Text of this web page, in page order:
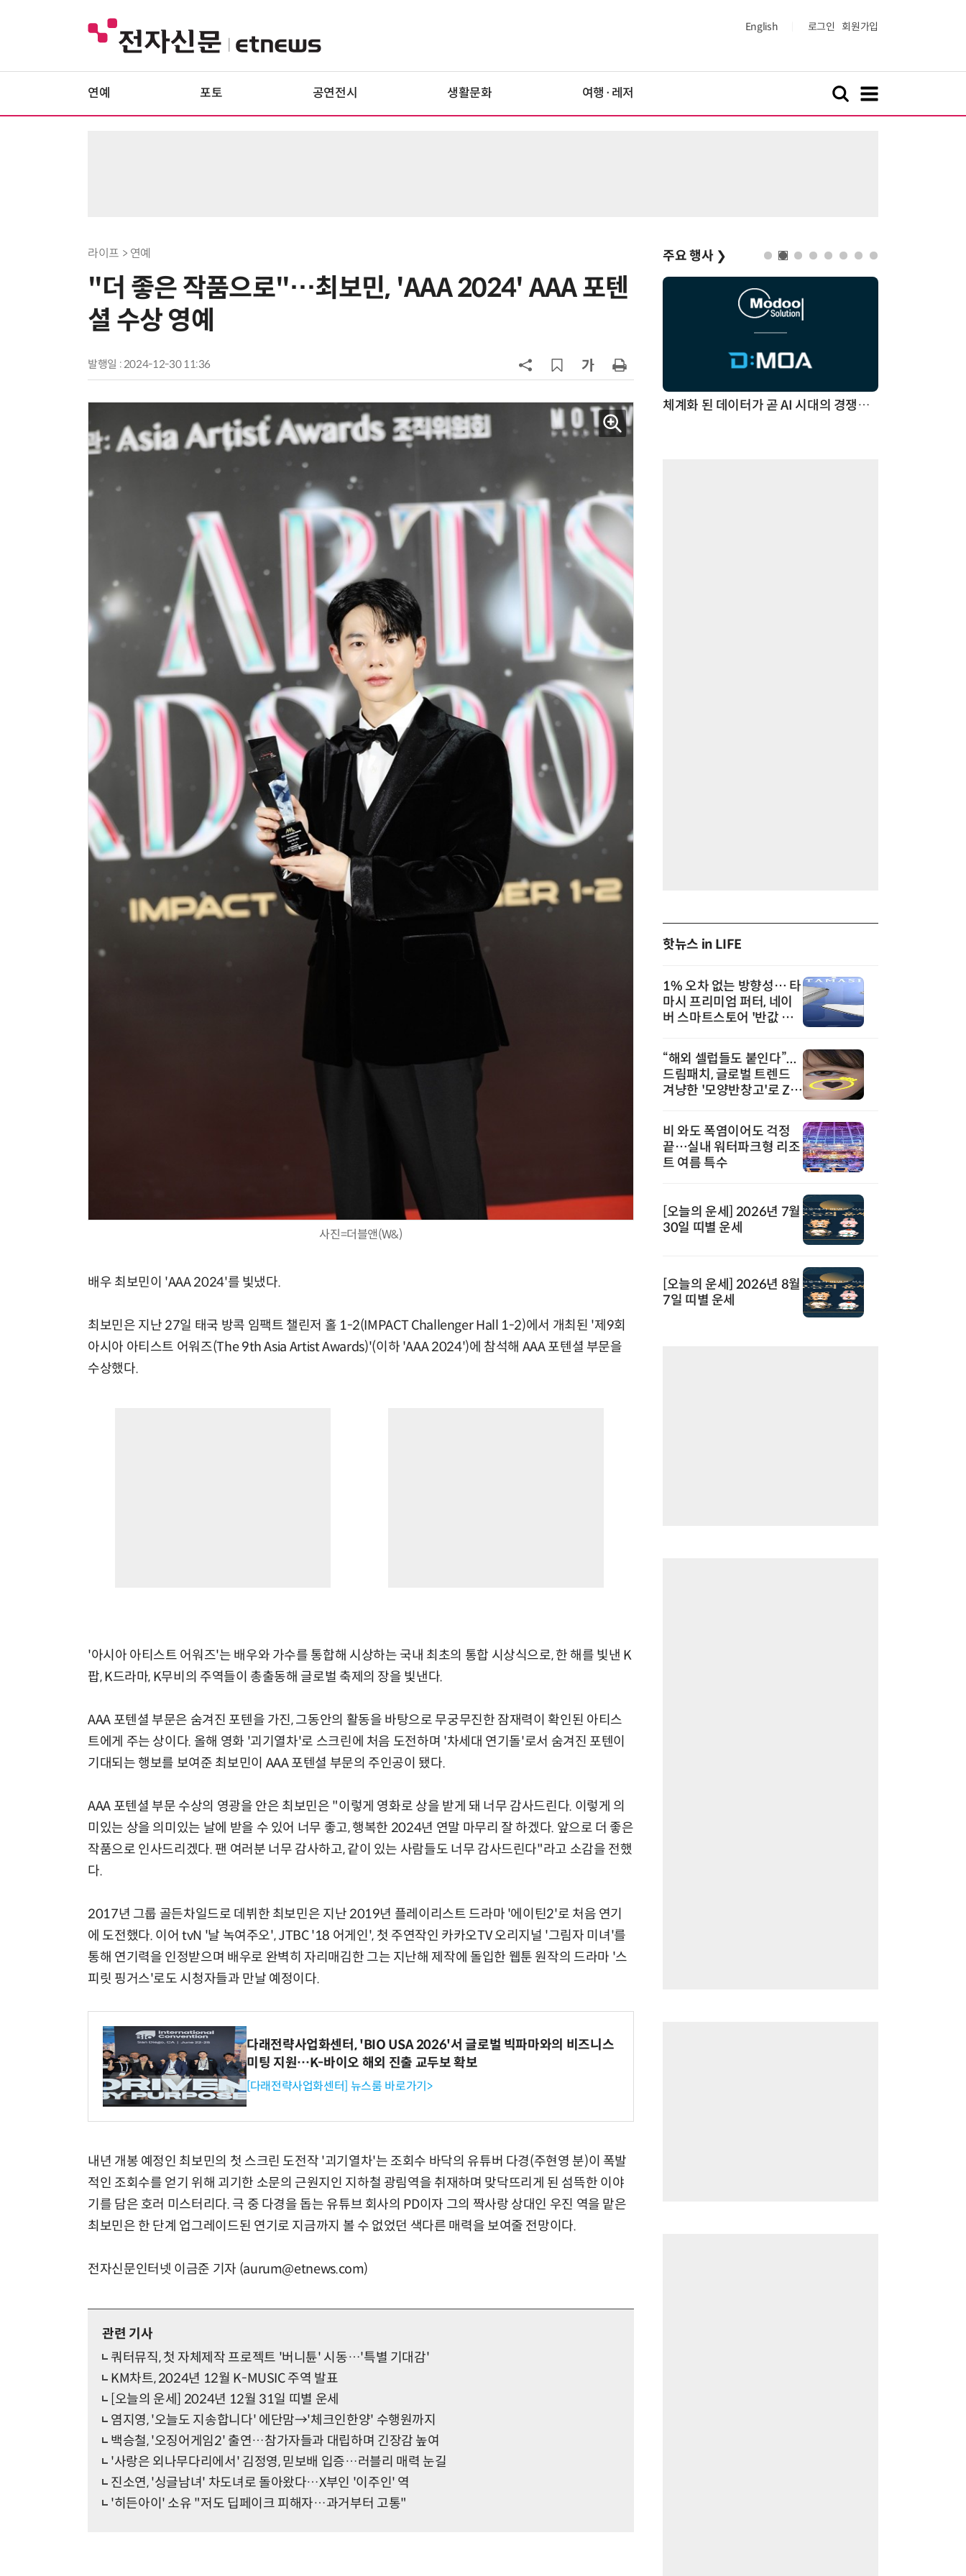
English 로그인 회원가입
연예 포토 공연전시 생활문화 여행·레저
라이프 > 연예
"더 좋은 작품으로"…최보민, 'AAA 2024' AAA 포텐
셜 수상 영예
발행일 : 2024-12-30 11:36
사진=더블앤(W&)
배우 최보민이 'AAA 2024'를 빛냈다.
최보민은 지난 27일 태국 방콕 임팩트 챌린저 홀 1-2(IMPACT Challenger Hall 1-2)에서 개최된 '제9회
아시아 아티스트 어워즈(The 9th Asia Artist Awards)'(이하 'AAA 2024')에 참석해 AAA 포텐셜 부문을
수상했다.
'아시아 아티스트 어워즈'는 배우와 가수를 통합해 시상하는 국내 최초의 통합 시상식으로, 한 해를 빛낸 K
팝, K드라마, K무비의 주역들이 총출동해 글로벌 축제의 장을 빛낸다.
AAA 포텐셜 부문은 숨겨진 포텐을 가진, 그동안의 활동을 바탕으로 무궁무진한 잠재력이 확인된 아티스
트에게 주는 상이다. 올해 영화 '괴기열차'로 스크린에 처음 도전하며 '차세대 연기돌'로서 숨겨진 포텐이
기대되는 행보를 보여준 최보민이 AAA 포텐셜 부문의 주인공이 됐다.
AAA 포텐셜 부문 수상의 영광을 안은 최보민은 "이렇게 영화로 상을 받게 돼 너무 감사드린다. 이렇게 의
미있는 상을 의미있는 날에 받을 수 있어 너무 좋고, 행복한 2024년 연말 마무리 잘 하겠다. 앞으로 더 좋은
작품으로 인사드리겠다. 팬 여러분 너무 감사하고, 같이 있는 사람들도 너무 감사드린다"라고 소감을 전했
다.
2017년 그룹 골든차일드로 데뷔한 최보민은 지난 2019년 플레이리스트 드라마 '에이틴2'로 처음 연기
에 도전했다. 이어 tvN '날 녹여주오', JTBC '18 어게인', 첫 주연작인 카카오TV 오리지널 '그림자 미녀'를
통해 연기력을 인정받으며 배우로 완벽히 자리매김한 그는 지난해 제작에 돌입한 웹툰 원작의 드라마 '스
피릿 핑거스'로도 시청자들과 만날 예정이다.
다래전략사업화센터, 'BIO USA 2026'서 글로벌 빅파마와의 비즈니스
미팅 지원…K-바이오 해외 진출 교두보 확보
[다래전략사업화센터] 뉴스룸 바로가기>
내년 개봉 예정인 최보민의 첫 스크린 도전작 '괴기열차'는 조회수 바닥의 유튜버 다경(주현영 분)이 폭발
적인 조회수를 얻기 위해 괴기한 소문의 근원지인 지하철 광림역을 취재하며 맞닥뜨리게 된 섬뜩한 이야
기를 담은 호러 미스터리다. 극 중 다경을 돕는 유튜브 회사의 PD이자 그의 짝사랑 상대인 우진 역을 맡은
최보민은 한 단계 업그레이드된 연기로 지금까지 볼 수 없었던 색다른 매력을 보여줄 전망이다.
전자신문인터넷 이금준 기자 (aurum@etnews.com)
관련 기사
쿼터뮤직, 첫 자체제작 프로젝트 '버니튠' 시동…'특별 기대감'
KM차트, 2024년 12월 K-MUSIC 주역 발표
[오늘의 운세] 2024년 12월 31일 띠별 운세
염지영, '오늘도 지송합니다' 에단맘→'체크인한양' 수행원까지
백승철, '오징어게임2' 출연…참가자들과 대립하며 긴장감 높여
'사랑은 외나무다리에서' 김정영, 믿보배 입증…러블리 매력 눈길
진소연, '싱글남녀' 차도녀로 돌아왔다…X부인 '이주인' 역
'히든아이' 소유 "저도 딥페이크 피해자…과거부터 고통"
주요 행사 ❯
AI Native Enterprise를 지원하는 AI Ready Data 플랫폼 활용 전략 AI 시대의 옵저버빌리티: GPU·LLM 모니터링부터 AI 기반 장애 대응까지 체계화 된 데이터가 곧 AI 시대의 경쟁력이다
핫뉴스 in LIFE
1% 오차 없는 방향성… 타
마시 프리미엄 퍼터, 네이
버 스마트스토어 '반값 할
“해외 셀럽들도 붙인다”...
드림패치, 글로벌 트렌드
겨냥한 '모양반창고'로 Z세
비 와도 폭염이어도 걱정
끝…실내 워터파크형 리조
트 여름 특수
[오늘의 운세] 2026년 7월
30일 띠별 운세
[오늘의 운세] 2026년 8월
7일 띠별 운세